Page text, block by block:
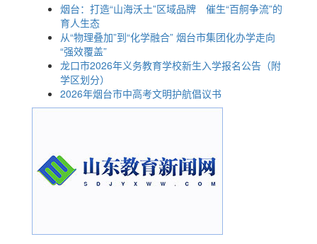
烟台：打造“山海沃土”区域品牌 催生“百舸争流”的
育人生态
从“物理叠加”到“化学融合” 烟台市集团化办学走向
“强效覆盖”
龙口市2026年义务教育学校新生入学报名公告（附
学区划分）
2026年烟台市中高考文明护航倡议书